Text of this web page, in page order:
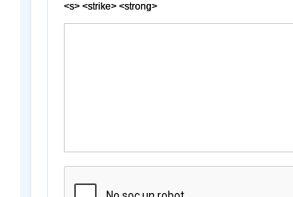
<s> <strike> <strong>